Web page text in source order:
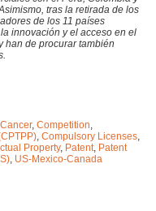
tras la retirada de los
de los 11 países
innovación y el acceso en el
han de procurar también
Cancer, Competition,
, Compulsory Licenses,
Property, Patent, Patent
, US-Mexico-Canada